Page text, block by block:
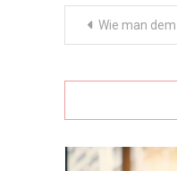
PostWie man